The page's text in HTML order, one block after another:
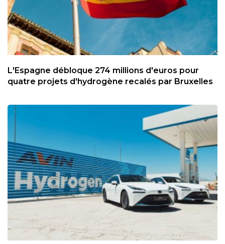
L'Espagne débloque 274 millions d'euros pour
quatre projets d'hydrogène recalés par Bruxelles